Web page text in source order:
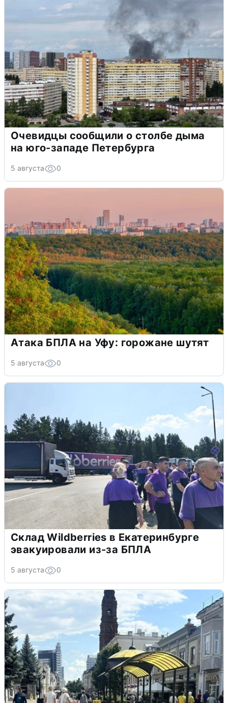
Очевидцы сообщили о столбе дыма
на юго-западе Петербурга
5 августа 0
Атака БПЛА на Уфу: горожане шутят
5 августа 0
Склад Wildberries в Екатеринбурге
эвакуировали из-за БПЛА
5 августа 0